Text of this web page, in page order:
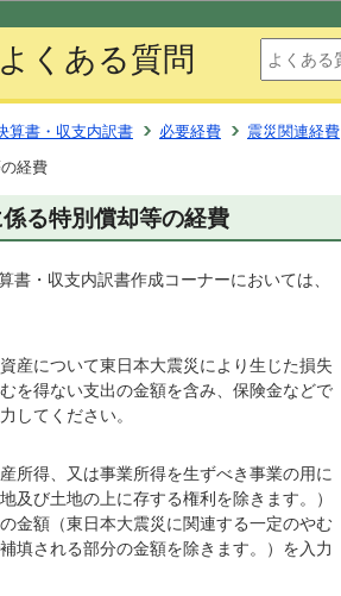
よくある質問
算書・収支内訳書 必要経費
震災関連経費
経費
る特別償却等の経費
・収支内訳書作成コーナーにおいては、
産について東日本大震災により生じた損失
を得ない支出の金額を含み、保険金などで
してください。
所得、又は事業所得を生ずべき事業の用に
及び土地の上に存する権利を除きます。）
金額（東日本大震災に関連する一定のやむ
填される部分の金額を除きます。）を入力